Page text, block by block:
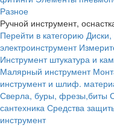
Разное
Ручной инструмент,
Перейти в категорию
электроинструмент
Инструмент штукатура и
Малярный инструмент
инструмент и шлиф.
Сверла, буры, фрезы,биты
сантехника Средства
инструмент